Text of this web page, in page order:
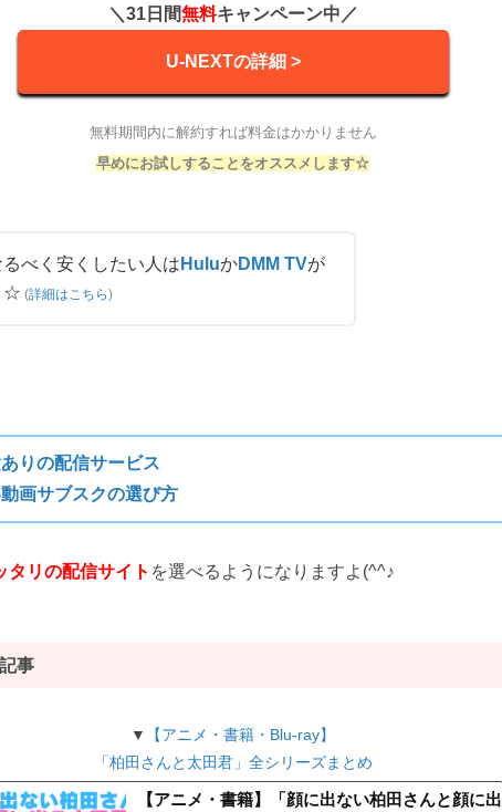
＼31日間無料キャンペーン中／
U-NEXTの詳細 >
無料期間内に解約すれば料金はかかりません
早めにお試しすることをオススメします☆
るべく安くしたい人は HuluかDMM TVが
☆ (詳細はこちら)
りの配信サービス
画サブスクの選び方
タリの配信サイト を選べるようになりますよ(^^♪
事
▼
【アニメ・書籍・Blu-ray】
「柏田さんと太田君」全シリーズまとめ
【アニメ・書籍】「顔に出ない柏田さんと顔に出